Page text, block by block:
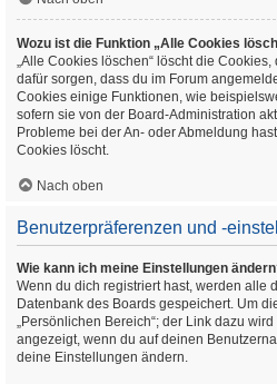
Wozu ist die Funktion „Alle Cookies
„Alle Cookies löschen“ löscht die
dafür sorgen, dass du im Forum
Cookies einige Funktionen, wie
sofern sie von der Board-Administration
Probleme bei der An- oder Abmeldung
Cookies löscht.
Nach oben
Benutzerpräferenzen und -
Wie kann ich meine Einstellungen
Wenn du dich registriert hast, werden alle
Datenbank des Boards gespeichert. Um
„Persönlichen Bereich“; der Link dazu
angezeigt, wenn du auf deinen
deine Einstellungen ändern.